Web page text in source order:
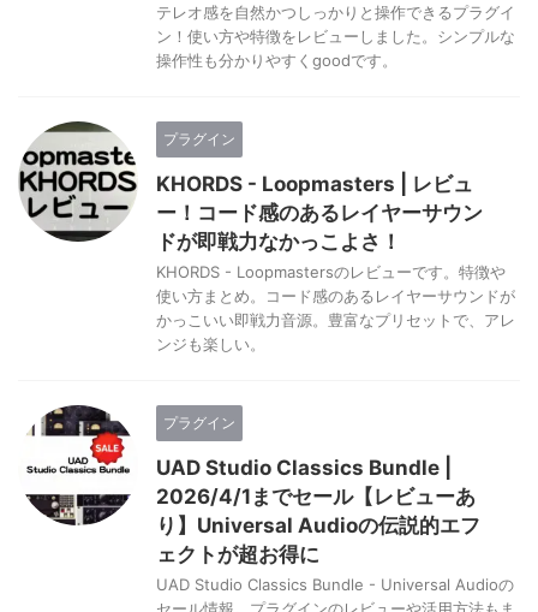
テレオ感を自然かつしっかりと操作できるプラグイ
ン！使い方や特徴をレビューしました。シンプルな
操作性も分かりやすくgoodです。
プラグイン
KHORDS - Loopmasters | レビュ
ー！コード感のあるレイヤーサウン
ドが即戦力なかっこよさ！
KHORDS - Loopmastersのレビューです。特徴や
使い方まとめ。コード感のあるレイヤーサウンドが
かっこいい即戦力音源。豊富なプリセットで、アレ
ンジも楽しい。
プラグイン
UAD Studio Classics Bundle |
2026/4/1までセール【レビューあ
り】Universal Audioの伝説的エフ
ェクトが超お得に
UAD Studio Classics Bundle - Universal Audioの